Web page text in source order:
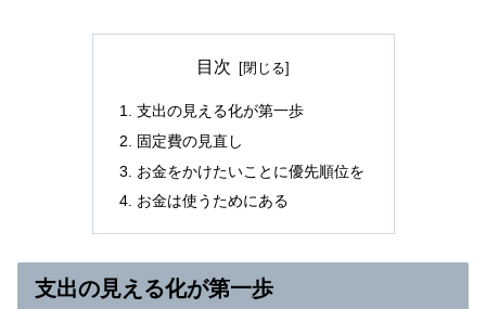
目次
支出の見える化が第一歩
固定費の見直し
お金をかけたいことに優先順位を
お金は使うためにある
支出の見える化が第一歩